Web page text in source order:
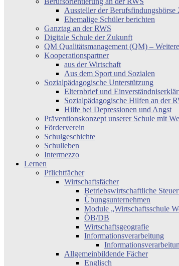
Aussteller der Berufsfindungsbörse
Ehemalige Schüler berichten
Ganztag an der RWS
Digitale Schule der Zukunft
QM Qualitätsmanagement (QM) –
Kooperationspartner
aus der Wirtschaft
Aus dem Sport und Sozialen
Sozialpädagogische Unterstützung
Elternbrief und
Sozialpädagogische Hilfen an der
Hilfe bei Depressionen und Angst
Präventionskonzept unserer Schule mit
Förderverein
Schulgeschichte
Schulleben
Intermezzo
Lernen
Pflichtfächer
Wirtschaftsfächer
Betriebswirtschaftliche
Übungsunternehmen
Module „Wirtschaftsschule
ÖB/DB
Wirtschaftsgeografie
Informationsverarbeitung
Allgemeinbildende Fächer
Englisch